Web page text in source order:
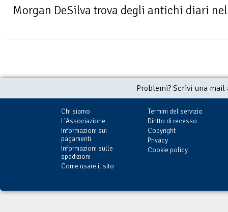
Morgan DeSilva trova degli antichi diari
Problemi? Scrivi una
Chi siamo
L'Associazione
Informazioni sui
pagamenti
Informazioni sulle
spedizioni
Come usare il sito
Termini del servizio
Diritto di recesso
Copyright
Privacy
Cookie policy